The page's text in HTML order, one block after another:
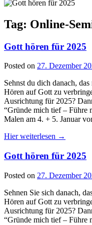
Tag: Online-
Gott hören für 2025
Posted on 27. Dezember
Sehnst du dich danach,
Hören auf Gott zu
Ausrichtung für 2025?
“Gründe mich tief – Führe
Malen am 4. + 5. Januar
Hier weiterlesen →
Gott hören für 2025
Posted on 27. Dezember
Sehnen Sie sich danach,
Hören auf Gott zu
Ausrichtung für 2025?
“Gründe mich tief – Führe